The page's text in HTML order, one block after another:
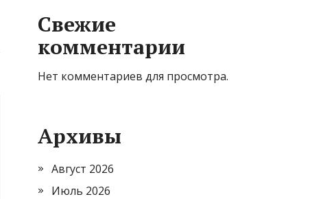
Свежие
комментарии
Нет комментариев для просмотра.
Архивы
Август 2026
Июль 2026